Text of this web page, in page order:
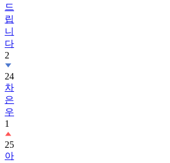
드
립
니
다
2
24
차
은
우
1
25
아